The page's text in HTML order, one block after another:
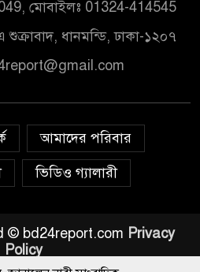
মোবাইলঃ 01324-414545
ধানমন্ডি, ঢাকা-১২০৭
আমাদের পরিবার
ভিডিও গ্যালারী
© bd24report.com Privacy
Policy